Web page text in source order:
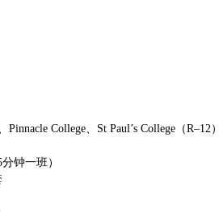
College、St Paul’s College（R–12）
钟一班）